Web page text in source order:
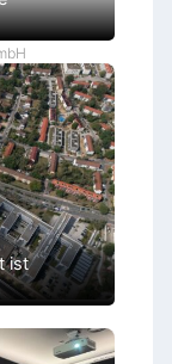
ist